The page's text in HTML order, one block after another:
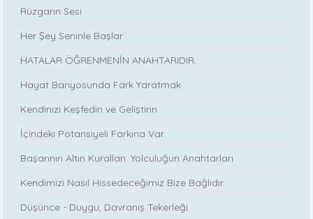
Rüzgarın Sesi
Her Şey Seninle Başlar
HATALAR ÖĞRENMENİN ANAHTARIDIR.
Hayat Banyosunda Fark Yaratmak
Kendinizi Keşfedin ve Geliştirin
İçindeki Potansiyeli Farkına Var
Başarının Altın Kuralları: Yolculuğun Anahtarları
Kendimizi Nasıl Hissedeceğimiz Bize Bağlıdır.
Düşünce - Duygu, Davranış Tekerleği